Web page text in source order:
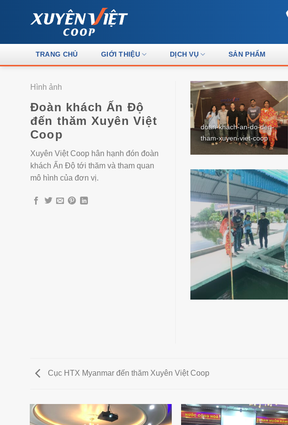
TRANG CHỦ GIỚI THIỆU DỊCH VỤ SẢN PHẨM
Hình ảnh
Đoàn khách Ấn Độ
đến thăm Xuyên Việt
Coop
Xuyên Việt Coop hân hạnh đón đoàn
khách Ấn Độ tới thăm và tham quan
mô hình của đơn vị.
doan-khach-an-do-den-
tham-xuyen-viet-coop
Cục HTX Myanmar đến thăm Xuyên Việt Coop